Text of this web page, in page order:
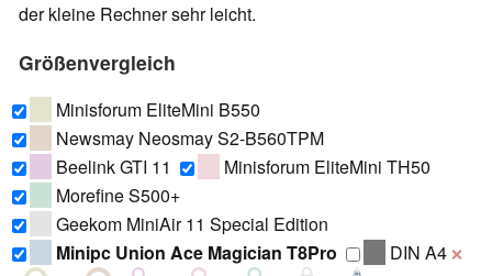
der kleine Rechner sehr leicht.
Größenvergleich
Minisforum EliteMini B550
Newsmay Neosmay S2-B560TPM
Beelink GTI 11
Minisforum EliteMini TH50
Morefine S500+
Geekom MiniAir 11 Special Edition
Minipc Union Ace Magician T8Pro
DIN A4 ❌
209 g